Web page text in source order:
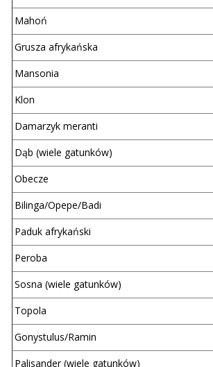
Mahoń
Grusza afrykańska
Mansonia
Klon
Damarzyk meranti
Dąb (wiele gatunków)
Obecze
Bilinga/Opepe/Badi
Paduk afrykański
Peroba
Sosna (wiele gatunków)
Topola
Gonystulus/Ramin
Palisander (wiele gatunków)